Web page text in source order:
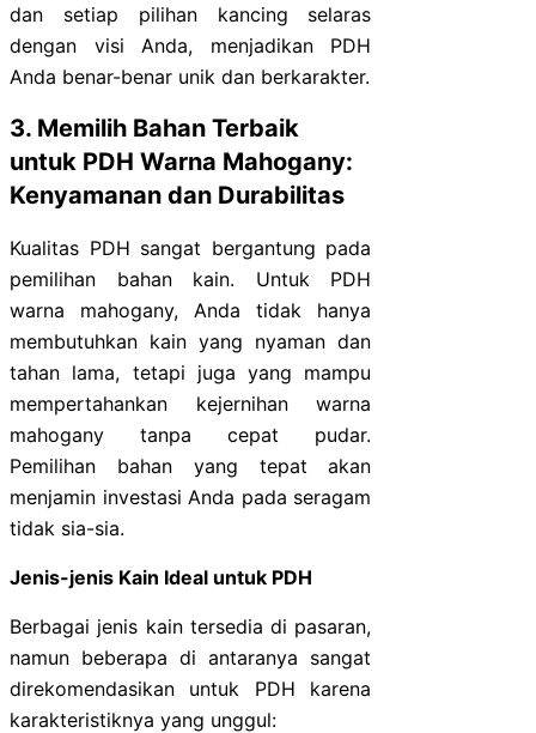
dan setiap pilihan kancing selaras
dengan visi Anda, menjadikan PDH
Anda benar-benar unik dan berkarakter.
3. Memilih Bahan Terbaik
untuk PDH Warna Mahogany:
Kenyamanan dan Durabilitas
Kualitas PDH sangat bergantung pada
pemilihan bahan kain. Untuk PDH
warna mahogany, Anda tidak hanya
membutuhkan kain yang nyaman dan
tahan lama, tetapi juga yang mampu
mempertahankan kejernihan warna
mahogany tanpa cepat pudar.
Pemilihan bahan yang tepat akan
menjamin investasi Anda pada seragam
tidak sia-sia.
Jenis-jenis Kain Ideal untuk PDH
Berbagai jenis kain tersedia di pasaran,
namun beberapa di antaranya sangat
direkomendasikan untuk PDH karena
karakteristiknya yang unggul: